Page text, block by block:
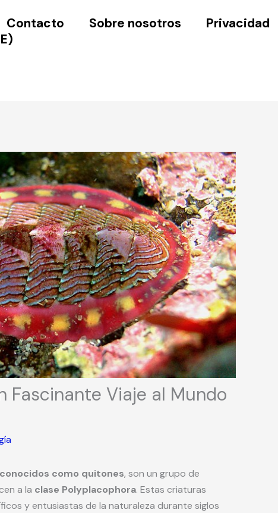
Contacto Sobre nosotros
Privacidad
Fascinante Viaje al Mundo
como quitones, son un grupo de
a la clase Polyplacophora. Estas criaturas
y entusiastas de la naturaleza durante siglos